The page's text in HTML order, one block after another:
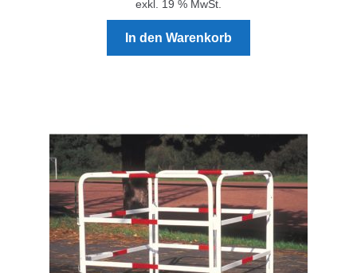
exkl. 19 % MwSt.
In den Warenkorb